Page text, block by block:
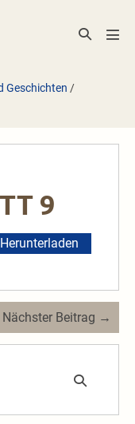
Suche-
Geschichten /
9
Herunterladen
Nächster Beitrag →